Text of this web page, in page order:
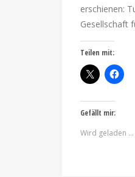
erschienen:
Gesellschaft
Teilen mit:
Gefällt mir:
Wird geladen …